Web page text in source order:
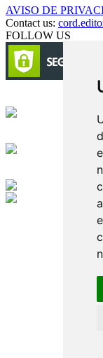
AVISO DE
Contact us:
FOLLOW US
Edición digital con
Playa Revolcadero
CIUDAD DE
Conmutador
© 2000-2026
S.A. Todos los
Todos los nombres,
mencionados son
Prohibida la
publicados